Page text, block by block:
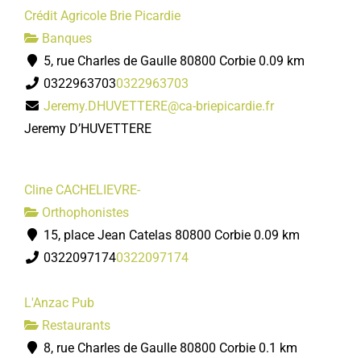
Crédit Agricole Brie Picardie
Banques
5, rue Charles de Gaulle 80800 Corbie 0.09 km
03229637030322963703
Jeremy.DHUVETTERE@ca-briepicardie.fr
Jeremy D’HUVETTERE
Cline CACHELIEVRE-
Orthophonistes
15, place Jean Catelas 80800 Corbie 0.09 km
03220971740322097174
L'Anzac Pub
Restaurants
8, rue Charles de Gaulle 80800 Corbie 0.1 km